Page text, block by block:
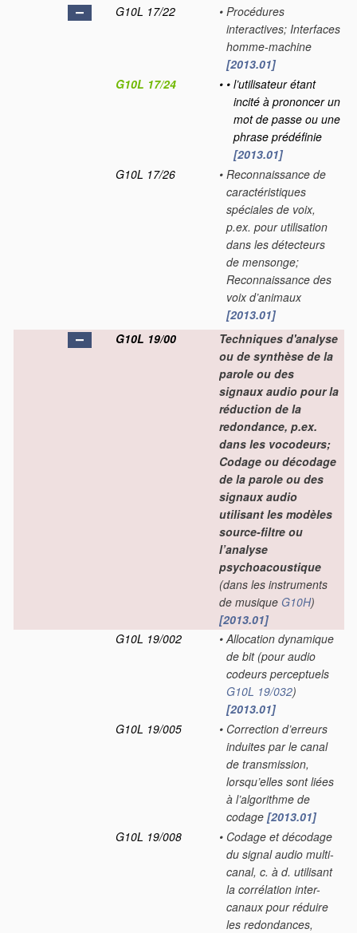
G10L 17/22
• Procédures
interactives; Interfaces
homme-machine
[2013.01]
G10L 17/24
• • l’utilisateur étant
incité à prononcer un
mot de passe ou une
phrase prédéfinie
[2013.01]
G10L 17/26
• Reconnaissance de
caractéristiques
spéciales de voix,
p.ex. pour utilisation
dans les détecteurs
de mensonge;
Reconnaissance des
voix d’animaux
[2013.01]
G10L 19/00
Techniques d'analyse
ou de synthèse de la
parole ou des
signaux audio pour la
réduction de la
redondance, p.ex.
dans les vocodeurs;
Codage ou décodage
de la parole ou des
signaux audio
utilisant les modèles
source-filtre ou
l’analyse
psychoacoustique
(dans les instruments
de musique G10H)
[2013.01]
G10L 19/002
• Allocation dynamique
de bit(pour audio
codeurs perceptuels
G10L 19/032)
[2013.01]
G10L 19/005
• Correction d’erreurs
induites par le canal
de transmission,
lorsqu’elles sont liées
à l’algorithme de
codage [2013.01]
G10L 19/008
• Codage et décodage
du signal audio multi-
canal, c. à d. utilisant
la corrélation inter-
canaux pour réduire
les redondances,